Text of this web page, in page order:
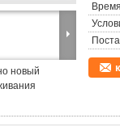
новый